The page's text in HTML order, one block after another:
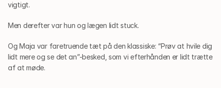
vigtigt.
Men derefter var hun og lægen lidt stuck.
Og Maja var faretruende tæt på den klassiske: “Prøv at hvile dig
lidt mere og se det an”-besked, som vi efterhånden er lidt trætte
af at møde.